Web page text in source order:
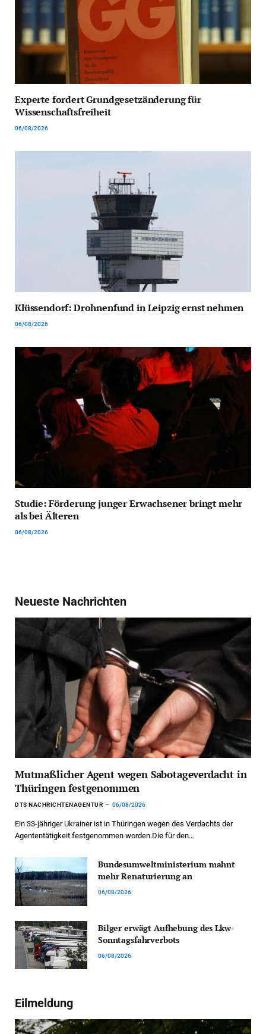
Experte fordert Grundgesetzänderung für
Wissenschaftsfreiheit
06/08/2026
Klüssendorf: Drohnenfund in Leipzig ernst nehmen
06/08/2026
Studie: Förderung junger Erwachsener bringt mehr
als bei Älteren
06/08/2026
Neueste Nachrichten
Mutmaßlicher Agent wegen Sabotageverdacht in
Thüringen festgenommen
DTS NACHRICHTENAGENTUR 06/08/2026
Ein 33-jähriger Ukrainer ist in Thüringen wegen des Verdachts der
Agententätigkeit festgenommen worden.Die für den…
Bundesumweltministerium mahnt
mehr Renaturierung an
06/08/2026
Bilger erwägt Aufhebung des Lkw-
Sonntagsfahrverbots
06/08/2026
Eilmeldung